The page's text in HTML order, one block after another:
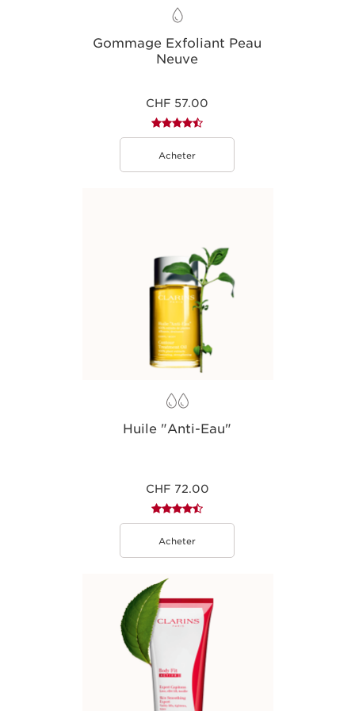
Gommage Exfoliant Peau
Neuve
CHF 57.00
Acheter
Huile "Anti-Eau"
CHF 72.00
Acheter